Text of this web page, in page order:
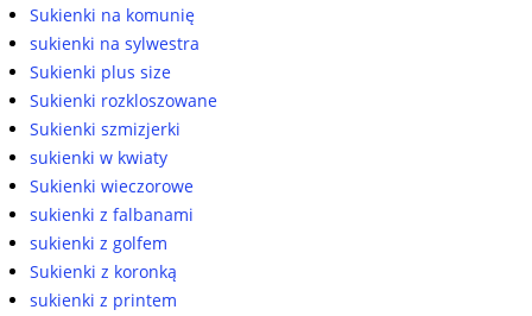
Sukienki na komunię
sukienki na sylwestra
Sukienki plus size
Sukienki rozkloszowane
Sukienki szmizjerki
sukienki w kwiaty
Sukienki wieczorowe
sukienki z falbanami
sukienki z golfem
Sukienki z koronką
sukienki z printem